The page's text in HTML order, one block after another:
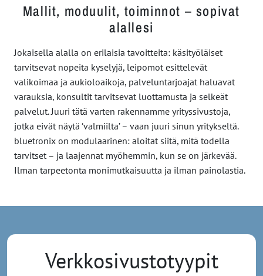
Mallit, moduulit, toiminnot – sopivat
alallesi
Jokaisella alalla on erilaisia tavoitteita: käsityöläiset
tarvitsevat nopeita kyselyjä, leipomot esittelevät
valikoimaa ja aukioloaikoja, palveluntarjoajat haluavat
varauksia, konsultit tarvitsevat luottamusta ja selkeät
palvelut. Juuri tätä varten rakennamme yrityssivustoja,
jotka eivät näytä ‘valmiilta’ – vaan juuri sinun yritykseltä.
bluetronix on modulaarinen: aloitat siitä, mitä todella
tarvitset – ja laajennat myöhemmin, kun se on järkevää.
Ilman tarpeetonta monimutkaisuutta ja ilman painolastia.
Verkkosivustotyypit